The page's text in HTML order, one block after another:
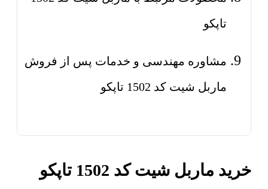
تاپکو
مشاوره مهندسی و خدمات پس از فروش
ماربل شیت کد 1502 تاپکو
خرید ماربل شیت کد 1502 تاپکو